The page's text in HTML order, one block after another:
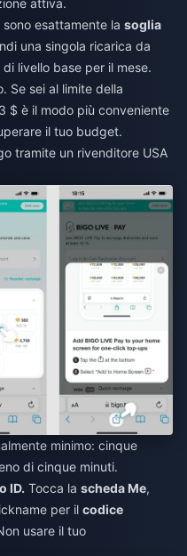
attiva.
esattamente la soglia
una singola ricarica da
livello base per il mese.
Se sei al limite della
$ è il modo più conveniente
il tuo budget.
tramite un rivenditore USA
minimo: cinque
di cinque minuti.
ID. Tocca la scheda Me,
per il codice
usare il tuo